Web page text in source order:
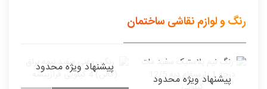
رنگ و لوازم نقاشی ساختمان
پیشنهاد ویژه محدود
پیشنهاد ویژه محدود